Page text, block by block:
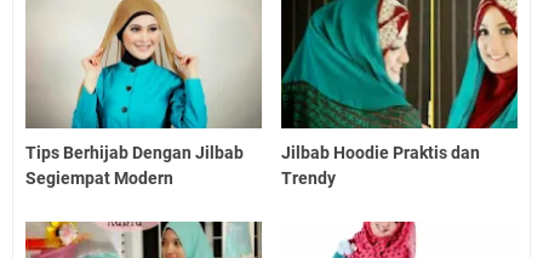
Tips Berhijab Dengan Jilbab
Segiempat Modern
Jilbab Hoodie Praktis dan
Trendy